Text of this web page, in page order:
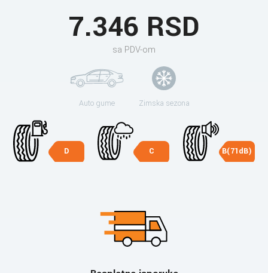
7.346 RSD
sa PDV-om
Auto gume Zimska sezona
D C B(71dB)